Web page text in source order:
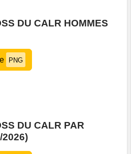
DU CALR HOMMES
PNG
DU CALR PAR
2026)